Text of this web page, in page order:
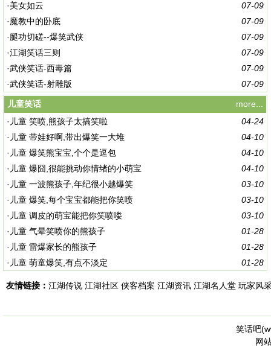
07-09
·美女如云
07-09
·魔教中的卧底
07-09
·腿功切磋--爆笑武侠
07-09
·江湖笑话三则
07-09
·武侠笑话-西毒篇
07-09
·武侠笑话-射雕版
more...
儿童笑话
04-24
· 儿童 笑喷,熊孩子太搞笑啦
04-10
· 儿童 带娃好啊,带出爆笑一大堆
04-10
· 儿童 爆笑熊宝宝,个个是逗包
04-10
· 儿童 爆囧,很能挑动你情绪的小萌宝
03-10
· 儿童 一波熊孩子,年纪很小越爆笑
03-10
· 儿童 爆笑,每个宝宝都能把你笑喷
03-10
· 儿童 调皮的萌宝能把你笑喷喽
01-28
· 儿童 气晕笑喷你的熊孩子
01-28
· 儿童 雷爆家长的熊孩子
01-28
· 儿童 萌童爆笑,有点不淡定
友情链接： 江湖传说 江湖社区 侠客档案 江湖资讯 江湖名人堂 玩家风
笑话吧(
网